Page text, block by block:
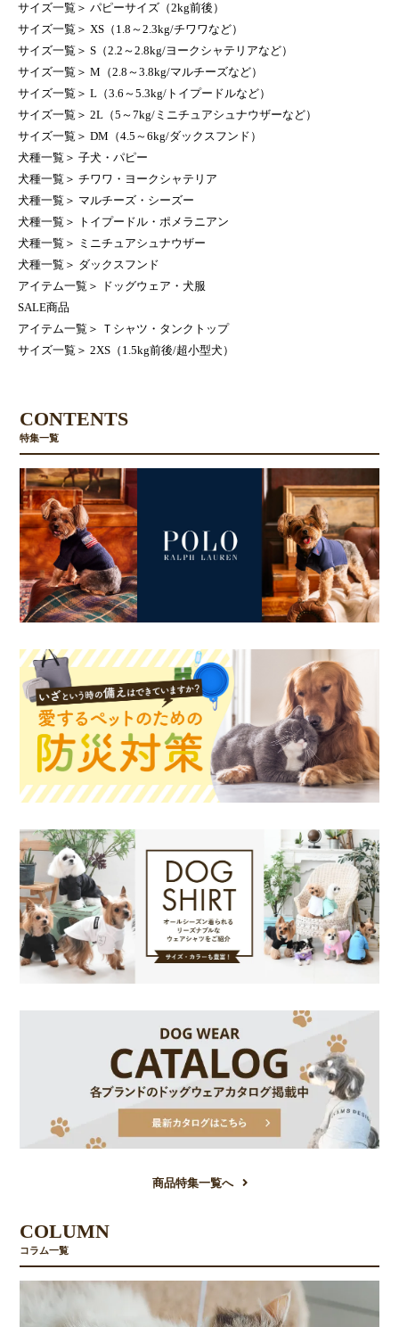
サイズ一覧 ＞ パピーサイズ（2kg前後）
サイズ一覧 ＞ XS（1.8～2.3kg/チワワなど）
サイズ一覧 ＞ S（2.2～2.8kg/ヨークシャテリアなど）
サイズ一覧 ＞ M（2.8～3.8kg/マルチーズなど）
サイズ一覧 ＞ L（3.6～5.3kg/トイプードルなど）
サイズ一覧 ＞ 2L（5～7kg/ミニチュアシュナウザーなど）
サイズ一覧 ＞ DM（4.5～6kg/ダックスフンド）
犬種一覧 ＞ 子犬・パピー
犬種一覧 ＞ チワワ・ヨークシャテリア
犬種一覧 ＞ マルチーズ・シーズー
犬種一覧 ＞
トイプードル・ポメラニアン
犬種一覧 ＞
ミニチュアシュナウザー
犬種一覧 ＞ ダックスフンド
アイテム一覧 ＞
ドッグウェア・犬服
SALE商品
アイテム一覧 ＞
Ｔシャツ・タンクトップ
サイズ一覧 ＞ 2XS（1.5kg前後/超小型犬）
CONTENTS
特集一覧
商品特集一覧へ
COLUMN
コラム一覧